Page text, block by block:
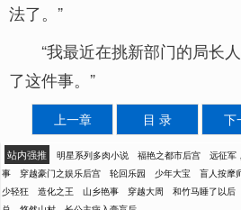
法了。”
“我最近在挑新部门的局长
了这件事。”
上一章 目 录 下
站内强推 明星系列多肉小说 福艳之都市后宫 远征军
事
穿越豪门之娱乐后宫 轮回乐园 少年大宝 盲人按摩
少轻狂
造化之王 山乡艳事 穿越大周 和竹马睡了以后